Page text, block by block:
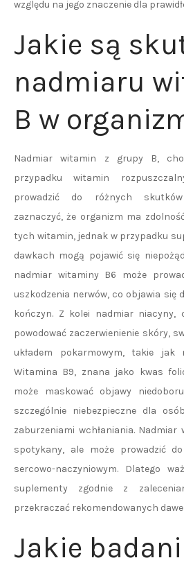
względu na jego znaczenie dla
Jakie są
nadmiaru
B w
Nadmiar witamin z grupy B,
przypadku witamin
prowadzić do różnych
zaznaczyć, że organizm ma
tych witamin, jednak w przypadku
dawkach mogą pojawić się
nadmiar witaminy B6 może
uszkodzenia nerwów, co objawia się
kończyn. Z kolei nadmiar niacyny,
powodować zaczerwienienie skóry,
układem pokarmowym, takie jak
Witamina B9, znana jako kwas
może maskować objawy
szczególnie niebezpieczne dla
zaburzeniami wchłaniania. Nadmiar
spotykany, ale może prowadzić
sercowo-naczyniowym. Dlatego
suplementy zgodnie z
przekraczać rekomendowanych
Jakie